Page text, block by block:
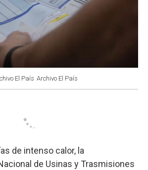
El País Archivo El País
de intenso calor, la
de Usinas y Trasmisiones